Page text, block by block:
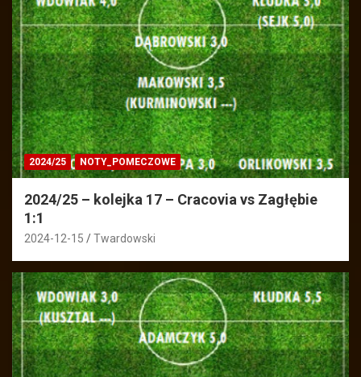
2024/25 NOTY_POMECZOWE
2024/25 – kolejka 17 – Cracovia vs Zagłębie
1:1
2024-12-15 Twardowski